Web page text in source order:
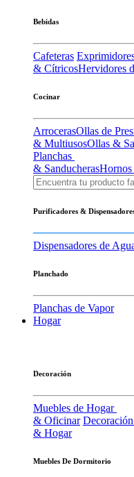
Bebidas
Cafeteras
& CítricosHervidores
Cocinar
ArrocerasOllas de
& MultiusosOllas &
Planchas
& Sanducheras
Purificadores &
Dispensadores de
Planchado
Planchas de Vapor
Hogar
Decoración
Muebles de Hogar
& Oficinar
& Hogar
Muebles De Dormitorio